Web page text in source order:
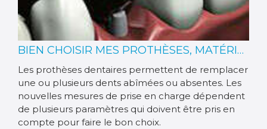
BIEN CHOISIR MES PROTHÈSES, MATÉRIAUX ET PRISES EN CHARGE
Les prothèses dentaires permettent de remplacer
une ou plusieurs dents abîmées ou absentes. Les
nouvelles mesures de prise en charge dépendent
de plusieurs paramètres qui doivent être pris en
compte pour faire le bon choix.